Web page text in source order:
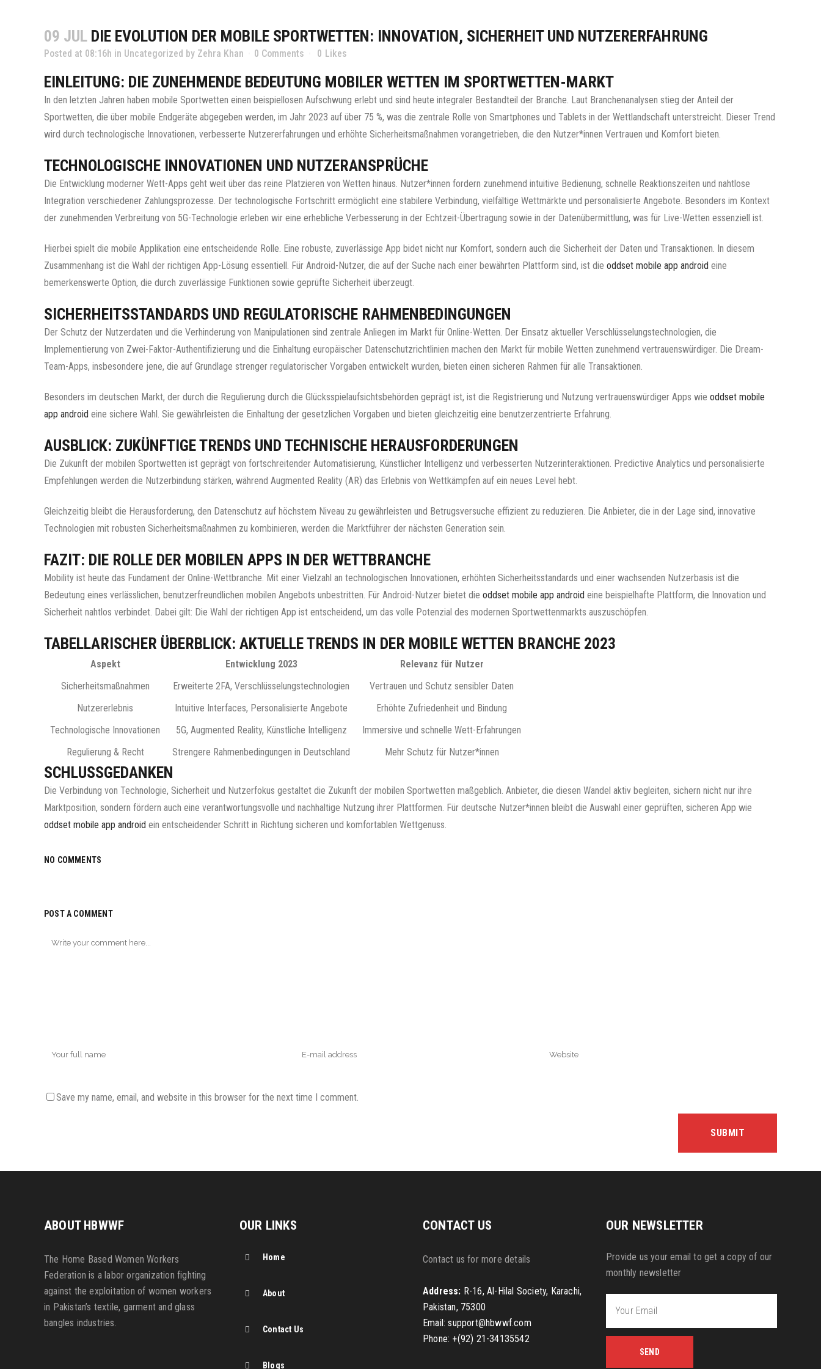
09 JUL DIE EVOLUTION DER MOBILE SPORTWETTEN: INNOVATION, SICHERHEIT UND NUTZERERFAHRUNG
Posted at 08:16h in Uncategorized by Zehra Khan 0 Comments 0 Likes
EINLEITUNG: DIE ZUNEHMENDE BEDEUTUNG MOBILER WETTEN IM SPORTWETTEN-MARKT
In den letzten Jahren haben mobile Sportwetten einen beispiellosen Aufschwung erlebt und sind heute integraler Bestandteil der Branche. Laut Branchenanalysen stieg der Anteil der
Sportwetten, die über mobile Endgeräte abgegeben werden, im Jahr 2023 auf über 75 %, was die zentrale Rolle von Smartphones und Tablets in der Wettlandschaft unterstreicht. Dieser Trend
wird durch technologische Innovationen, verbesserte Nutzererfahrungen und erhöhte Sicherheitsmaßnahmen vorangetrieben, die den Nutzer*innen Vertrauen und Komfort bieten.
TECHNOLOGISCHE INNOVATIONEN UND NUTZERANSPRÜCHE
Die Entwicklung moderner Wett-Apps geht weit über das reine Platzieren von Wetten hinaus. Nutzer*innen fordern zunehmend intuitive Bedienung, schnelle Reaktionszeiten und nahtlose
Integration verschiedener Zahlungsprozesse. Der technologische Fortschritt ermöglicht eine stabilere Verbindung, vielfältige Wettmärkte und personalisierte Angebote. Besonders im Kontext
der zunehmenden Verbreitung von 5G-Technologie erleben wir eine erhebliche Verbesserung in der Echtzeit-Übertragung sowie in der Datenübermittlung, was für Live-Wetten essenziell ist.
Hierbei spielt die mobile Applikation eine entscheidende Rolle. Eine robuste, zuverlässige App bidet nicht nur Komfort, sondern auch die Sicherheit der Daten und Transaktionen. In diesem
Zusammenhang ist die Wahl der richtigen App-Lösung essentiell. Für Android-Nutzer, die auf der Suche nach einer bewährten Plattform sind, ist die oddset mobile app android eine
bemerkenswerte Option, die durch zuverlässige Funktionen sowie geprüfte Sicherheit überzeugt.
SICHERHEITSSTANDARDS UND REGULATORISCHE RAHMENBEDINGUNGEN
Der Schutz der Nutzerdaten und die Verhinderung von Manipulationen sind zentrale Anliegen im Markt für Online-Wetten. Der Einsatz aktueller Verschlüsselungstechnologien, die
Implementierung von Zwei-Faktor-Authentifizierung und die Einhaltung europäischer Datenschutzrichtlinien machen den Markt für mobile Wetten zunehmend vertrauenswürdiger. Die Dream-
Team-Apps, insbesondere jene, die auf Grundlage strenger regulatorischer Vorgaben entwickelt wurden, bieten einen sicheren Rahmen für alle Transaktionen.
Besonders im deutschen Markt, der durch die Regulierung durch die Glücksspielaufsichtsbehörden geprägt ist, ist die Registrierung und Nutzung vertrauenswürdiger Apps wie oddset mobile
app android eine sichere Wahl. Sie gewährleisten die Einhaltung der gesetzlichen Vorgaben und bieten gleichzeitig eine benutzerzentrierte Erfahrung.
AUSBLICK: ZUKÜNFTIGE TRENDS UND TECHNISCHE HERAUSFORDERUNGEN
Die Zukunft der mobilen Sportwetten ist geprägt von fortschreitender Automatisierung, Künstlicher Intelligenz und verbesserten Nutzerinteraktionen. Predictive Analytics und personalisierte
Empfehlungen werden die Nutzerbindung stärken, während Augmented Reality (AR) das Erlebnis von Wettkämpfen auf ein neues Level hebt.
Gleichzeitig bleibt die Herausforderung, den Datenschutz auf höchstem Niveau zu gewährleisten und Betrugsversuche effizient zu reduzieren. Die Anbieter, die in der Lage sind, innovative
Technologien mit robusten Sicherheitsmaßnahmen zu kombinieren, werden die Marktführer der nächsten Generation sein.
FAZIT: DIE ROLLE DER MOBILEN APPS IN DER WETTBRANCHE
Mobility ist heute das Fundament der Online-Wettbranche. Mit einer Vielzahl an technologischen Innovationen, erhöhten Sicherheitsstandards und einer wachsenden Nutzerbasis ist die
Bedeutung eines verlässlichen, benutzerfreundlichen mobilen Angebots unbestritten. Für Android-Nutzer bietet die oddset mobile app android eine beispielhafte Plattform, die Innovation und
Sicherheit nahtlos verbindet. Dabei gilt: Die Wahl der richtigen App ist entscheidend, um das volle Potenzial des modernen Sportwettenmarkts auszuschöpfen.
TABELLARISCHER ÜBERBLICK: AKTUELLE TRENDS IN DER MOBILE WETTEN BRANCHE 2023
Aspekt Entwicklung 2023
Relevanz für Nutzer
Sicherheitsmaßnahmen
Erweiterte 2FA, Verschlüsselungstechnologien
Vertrauen und Schutz sensibler Daten
Nutzererlebnis
Intuitive Interfaces, Personalisierte Angebote
Erhöhte Zufriedenheit und Bindung
Technologische Innovationen
5G, Augmented Reality, Künstliche Intelligenz
Immersive und schnelle Wett-Erfahrungen
Regulierung & Recht
Strengere Rahmenbedingungen in Deutschland Mehr Schutz für Nutzer*innen
SCHLUSSGEDANKEN
Die Verbindung von Technologie, Sicherheit und Nutzerfokus gestaltet die Zukunft der mobilen Sportwetten maßgeblich. Anbieter, die diesen Wandel aktiv begleiten, sichern nicht nur ihre
Marktposition, sondern fördern auch eine verantwortungsvolle und nachhaltige Nutzung ihrer Plattformen. Für deutsche Nutzer*innen bleibt die Auswahl einer geprüften, sicheren App wie
oddset mobile app android ein entscheidender Schritt in Richtung sicheren und komfortablen Wettgenuss.
NO COMMENTS
POST A COMMENT
Save my name, email, and website in this browser for the next time I comment.
ABOUT HBWWF
The Home Based Women Workers
Federation is a labor organization fighting
against the exploitation of women workers
in Pakistan’s textile, garment and glass
bangles industries.
OUR LINKS
Home
About
Contact Us
Blogs
CONTACT US
Contact us for more details
Address: R-16, Al-Hilal Society, Karachi,
Pakistan, 75300
Email: support@hbwwf.com
Phone: +(92) 21-34135542
OUR NEWSLETTER
Provide us your email to get a copy of our
monthly newsletter